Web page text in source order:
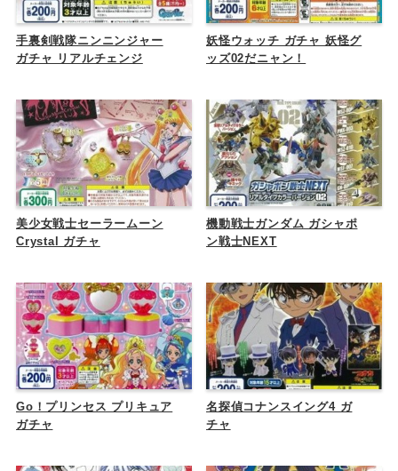
手裏剣戦隊ニンニンジャー
ガチャ リアルチェンジ
妖怪ウォッチ ガチャ 妖怪グ
ッズ02だニャン！
美少女戦士セーラームーン
Crystal ガチャ
機動戦士ガンダム ガシャポ
ン戦士NEXT
Go！プリンセス プリキュア
ガチャ
名探偵コナンスイング4 ガ
チャ